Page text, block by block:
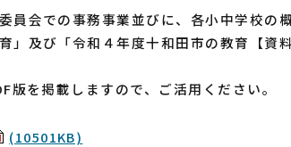
員会での事務事業並びに、各小中学校の
」及び「令和４年度十和田市の教育【資
版を掲載しますので、ご活用ください。
(10501KB)